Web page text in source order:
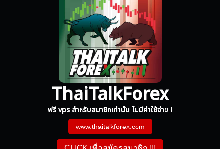
ThaiTalkForex
ฟรี vps สำหรับสมาชิกเท่านั้น ไม่มีค่าใช้จ่าย !
www.thaitalkforex.com